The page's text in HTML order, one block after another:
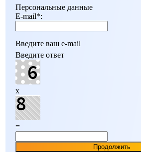
Персональные данные
E-mail*:
Введите ваш e-mail
Введите ответ
x
=